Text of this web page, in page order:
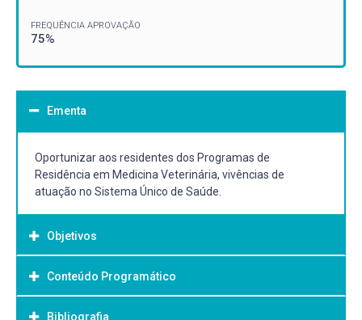
FREQUÊNCIA APROVAÇÃO
75%
Ementa
Oportunizar aos residentes dos Programas de
Residência em Medicina Veterinária, vivências de
atuação no Sistema Único de Saúde.
Objetivos
Objetivo Geral:
Oportunizar aos residentes dos Programas de Residência
Conteúdo Programático
Bibliografia